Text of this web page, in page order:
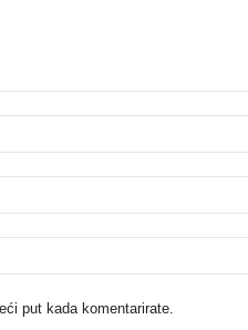
put kada komentarirate.